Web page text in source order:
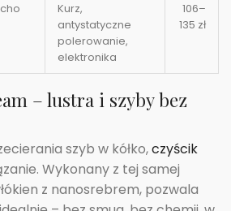
Kurz,
antystatyczne
polerowanie,
elektronika
106–
135 zł
– lustra i szyby bez
szyb w kółko,czyścik
Wykonany z tej samej
z nanosrebrem, pozwala